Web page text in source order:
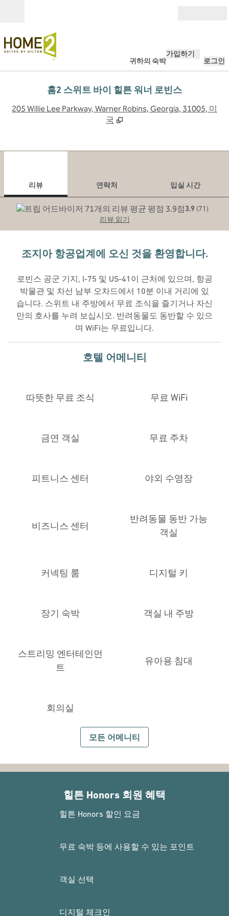
귀하의 숙박
가입하기
로그인
홈2 스위트 바이 힐튼 워너 로빈스
205 Willie Lee Parkway, Warner Robins, Georgia, 31005, 미
국
리뷰 연락처
입실 시간
3.9 (71)
리뷰 읽기
조지아 항공업계에 오신 것을 환영합니다.
로빈스 공군 기지, I-75 및 US-41이 근처에 있으며, 항공
박물관 및 차선 남부 오차드에서 10분 이내 거리에 있
습니다. 스위트 내 주방에서 무료 조식을 즐기거나 자신
만의 호사를 누려 보십시오. 반려동물도 동반할 수 있으
며 WiFi는 무료입니다.
호텔 어메니티
따뜻한 무료 조식 무료 WiFi
금연 객실 무료 주차
피트니스 센터 야외 수영장
비즈니스 센터
반려동물 동반 가능
객실
커넥팅 룸 디지털 키
장기 숙박 객실 내 주방
스트리밍 엔터테인먼
트
유아용 침대
회의실
모든 어메니티
힐튼 Honors 회원 혜택
힐튼 Honors 할인 요금
무료 숙박 등에 사용할 수 있는 포인트
객실 선택
디지털 체크인